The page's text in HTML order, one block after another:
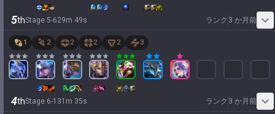
5thStage 5-629m 49s ランク 3 か月前
1 2 2 2 2 3
4thStage 6-1 31 m 35s ランク 3 か月前